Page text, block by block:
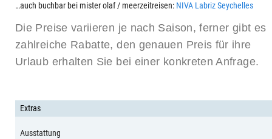
…auch buchbar bei mister olaf / meerzeitreisen: NIVA Labriz Seychelles
Die Preise variieren je nach Saison, ferner gibt es
zahlreiche Rabatte, den genauen Preis für ihre
Urlaub erhalten Sie bei einer konkreten Anfrage.
Extras
Ausstattung